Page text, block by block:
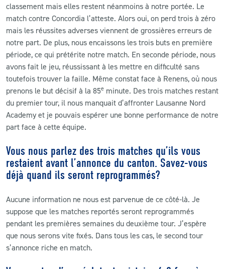
classement mais elles restent néanmoins à notre portée. Le
match contre Concordia l’atteste. Alors oui, on perd trois à zéro
mais les réussites adverses viennent de grossières erreurs de
notre part. De plus, nous encaissons les trois buts en première
période, ce qui prétérite notre match. En seconde période, nous
avons fait le jeu, réussissant à les mettre en difficulté sans
toutefois trouver la faille. Même constat face à Renens, où nous
prenons le but décisif à la 85e minute. Des trois matches restant
du premier tour, il nous manquait d’affronter Lausanne Nord
Academy et je pouvais espérer une bonne performance de notre
part face à cette équipe.
Vous nous parlez des trois matches qu’ils vous
restaient avant l’annonce du canton. Savez-vous
déjà quand ils seront reprogrammés?
Aucune information ne nous est parvenue de ce côté-là. Je
suppose que les matches reportés seront reprogrammés
pendant les premières semaines du deuxième tour. J’espère
que nous serons vite fixés. Dans tous les cas, le second tour
s’annonce riche en match.